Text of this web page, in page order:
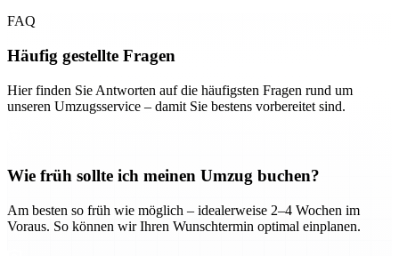
FAQ
Häufig gestellte Fragen
Hier finden Sie Antworten auf die häufigsten Fragen rund um
unseren Umzugsservice – damit Sie bestens vorbereitet sind.
Wie früh sollte ich meinen Umzug buchen?
Am besten so früh wie möglich – idealerweise 2–4 Wochen im
Voraus. So können wir Ihren Wunschtermin optimal einplanen.